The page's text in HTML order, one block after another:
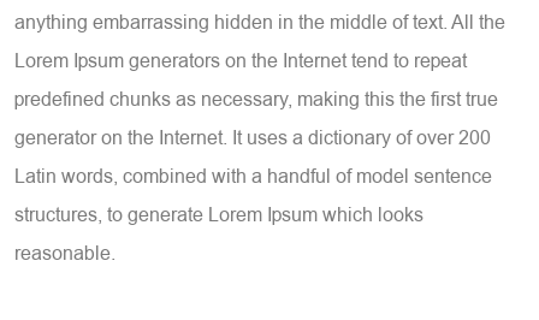
anything embarrassing hidden in the middle of text. All the
Lorem Ipsum generators on the Internet tend to repeat
predefined chunks as necessary, making this the first true
generator on the Internet. It uses a dictionary of over 200
Latin words, combined with a handful of model sentence
structures, to generate Lorem Ipsum which looks
reasonable.